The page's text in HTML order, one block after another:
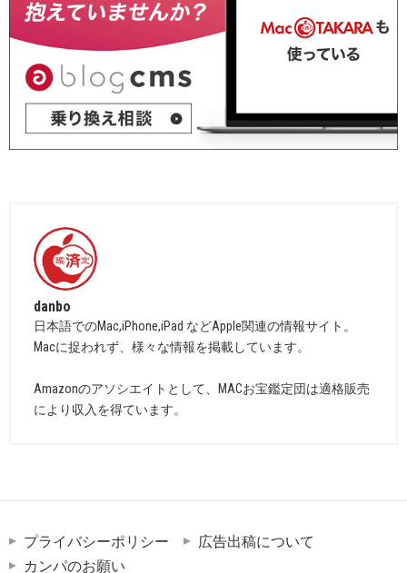
danbo
日本語でのMac,iPhone,iPad などApple関連の情報サイト。
Macに捉われず、様々な情報を掲載しています。
Amazonのアソシエイトとして、MACお宝鑑定団は適格販売
により収入を得ています。
プライバシーポリシー
広告出稿について
カンパのお願い